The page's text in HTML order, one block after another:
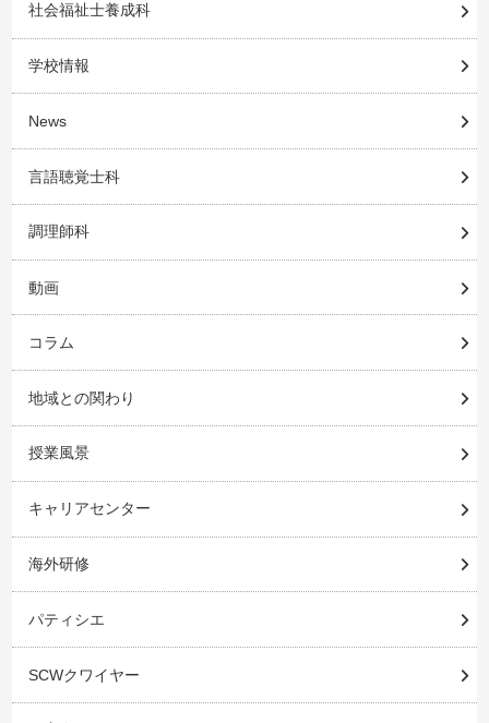
社会福祉士養成科
学校情報
News
言語聴覚士科
調理師科
動画
コラム
地域との関わり
授業風景
キャリアセンター
海外研修
パティシエ
SCWクワイヤー